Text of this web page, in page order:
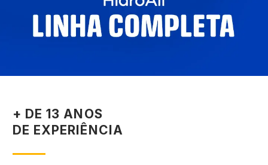
+ DE 13 ANOS
DE EXPERIÊNCIA